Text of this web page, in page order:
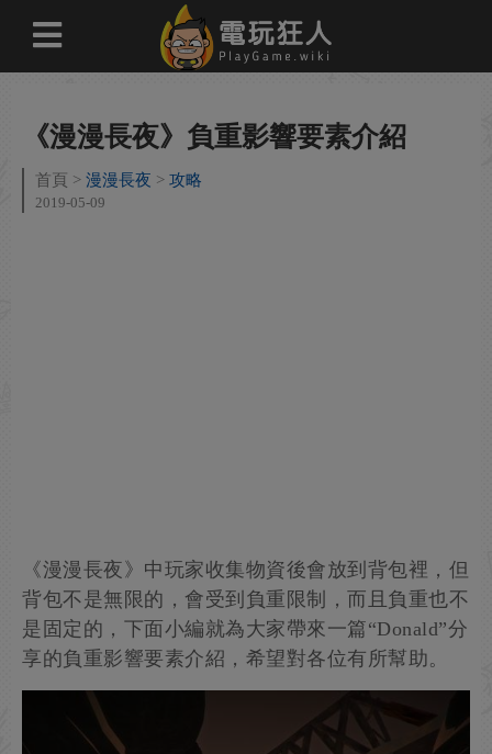
《漫漫長夜》負重影響要素介紹
首頁 漫漫長夜 攻略
2019-05-09
《漫漫長夜》中玩家收集物資後會放到背包裡，但
背包不是無限的，會受到負重限制，而且負重也不
是固定的，下面小編就為大家帶來一篇“Donald”分
享的負重影響要素介紹，希望對各位有所幫助。